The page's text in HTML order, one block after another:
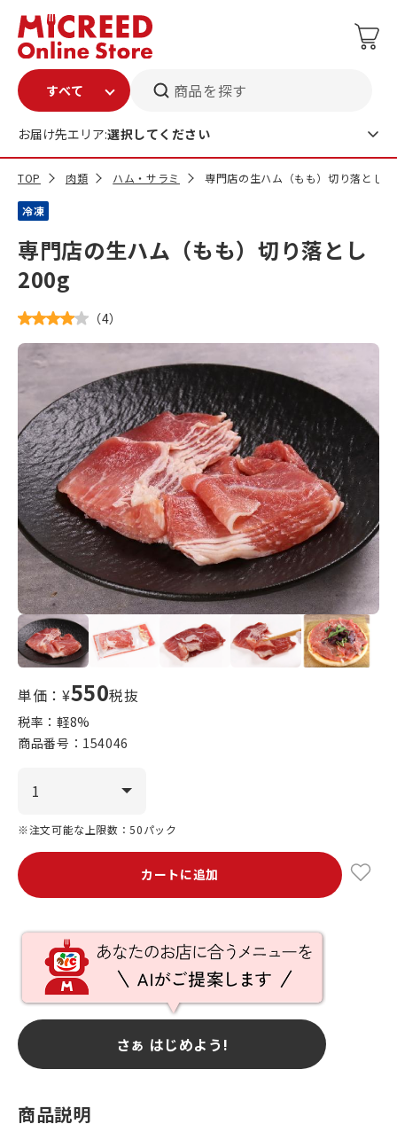
商品を探す
お届け先エリア:選択してください
TOP 肉類 ハム・サラミ 専門店の生ハム（もも）切り落とし
冷凍
専門店の生ハム（もも）切り落とし
200g
（4）
単価：¥550税抜
税率：軽8%
商品番号： 154046
※注文可能な上限数：50パック
カートに追加
さぁ はじめよう!
商品説明